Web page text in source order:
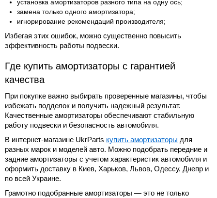
установка амортизаторов разного типа на одну ось;
замена только одного амортизатора;
игнорирование рекомендаций производителя;
Избегая этих ошибок, можно существенно повысить
эффективность работы подвески.
Где купить амортизаторы с гарантией
качества
При покупке важно выбирать проверенные магазины, чтобы
избежать подделок и получить надежный результат.
Качественные амортизаторы обеспечивают стабильную
работу подвески и безопасность автомобиля.
В интернет-магазине UkrParts купить амортизаторы для
разных марок и моделей авто. Можно подобрать передние и
задние амортизаторы с учетом характеристик автомобиля и
оформить доставку в Киев, Харьков, Львов, Одессу, Днепр и
по всей Украине.
Грамотно подобранные амортизаторы — это не только